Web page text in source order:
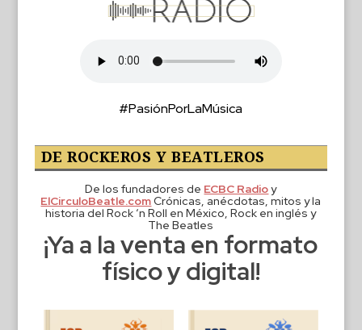
#PasiónPorLaMúsica
DE ROCKEROS Y BEATLEROS
De los fundadores de ECBC Radioy
ElCirculoBeatle.comCrónicas, anécdotas, mitos y la
historia del Rock ‘n Roll en México, Rock en inglés y
The Beatles
¡Ya a la venta en formato
físico y digital!